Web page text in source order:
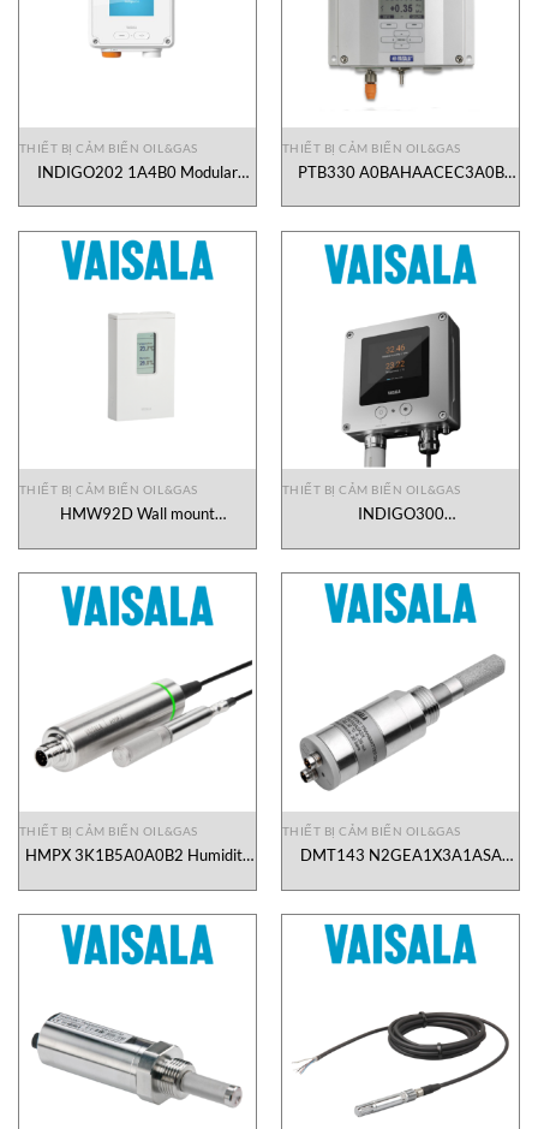
THIẾT BỊ CẢM BIẾN OIL&GAS
INDIGO202 1A4B0 Modular
THIẾT BỊ CẢM BIẾN OIL&GAS
PTB330 A0BAHAACEC3A0B
Vietnam
THIẾT BỊ CẢM BIẾN OIL&GAS
HMW92D Wall mount
THIẾT BỊ CẢM BIẾN OIL&GAS
INDIGO300
Transmitter with smart probe
connection Vaisala Vietnam
THIẾT BỊ CẢM BIẾN OIL&GAS
HMPX 3K1B5A0A0B2 Humidity
Vietnam
THIẾT BỊ CẢM BIẾN OIL&GAS
DMT143 N2GEA1X3A1ASA
Vaisala Vietnam